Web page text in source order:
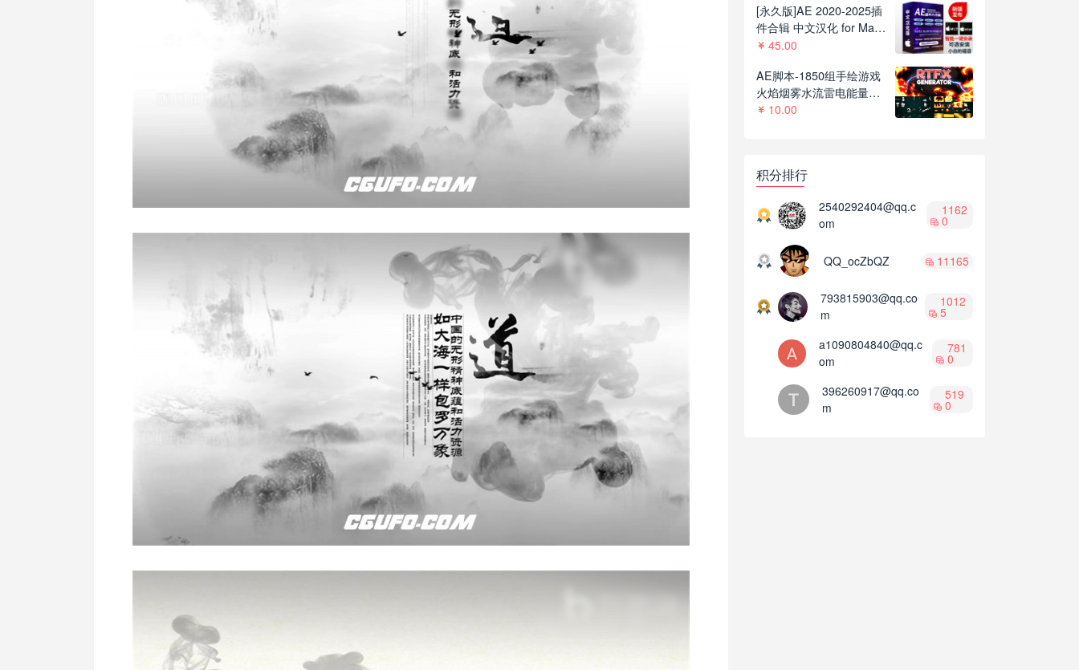
[永久版]AE 2020-2025插
件合辑 中文汉化 for Mac
苹果系统三维模型光效粒
装包
45.00
AE脚本-1850组手绘游戏
火焰烟雾水流雷电能量MG
动画+通道视频素材
10.00
积分排行
2540292404@qq.c
om
1162
0
QQ_ocZbQZ 11165
793815903@qq.co
m
1012
5
a1090804840@qq.c
om
781
0
396260917@qq.co
m
519
0